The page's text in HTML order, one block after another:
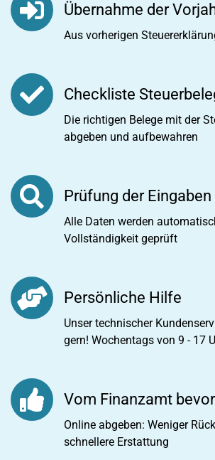
Übernahme der
Aus vorherigen
Checkliste
Die richtigen Belege mit der
abgeben und aufbewahren
Prüfung der Eingaben
Alle Daten werden
Vollständigkeit geprüft
Persönliche Hilfe
Unser technischer
gern! Wochentags von 9 - 17
Vom Finanzamt
Online abgeben: Weniger
schnellere Erstattung